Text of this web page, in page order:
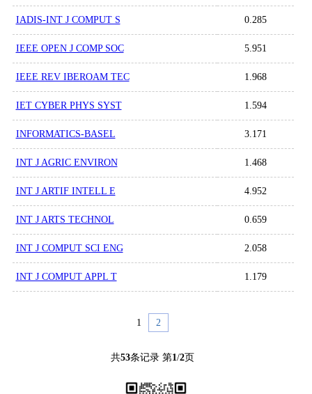
IADIS-INT J COMPUT S 0.285
IEEE OPEN J COMP SOC 5.951
IEEE REV IBEROAM TEC 1.968
IET CYBER PHYS SYST 1.594
INFORMATICS-BASEL 3.171
INT J AGRIC ENVIRON 1.468
INT J ARTIF INTELL E 4.952
INT J ARTS TECHNOL 0.659
INT J COMPUT SCI ENG 2.058
INT J COMPUT APPL T 1.179
1 2
共53条记录 第1/2页